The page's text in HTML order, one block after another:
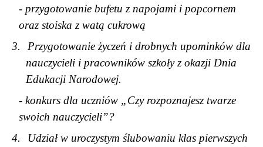
- przygotowanie bufetu z napojami i popcornem
oraz stoiska z watą cukrową
3.
Przygotowanie życzeń i drobnych upominków dla
nauczycieli i pracowników szkoły z okazji Dnia
Edukacji Narodowej.
- konkurs dla uczniów „Czy rozpoznajesz twarze
swoich nauczycieli”?
4.
Udział w uroczystym ślubowaniu klas pierwszych